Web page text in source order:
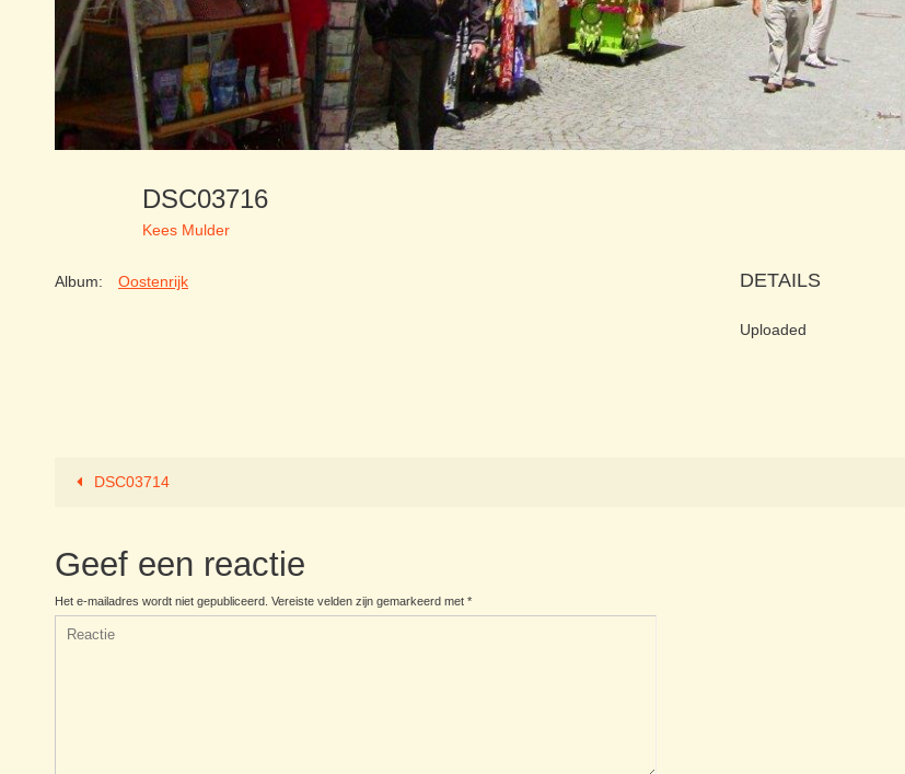
DSC03716
Kees Mulder
Album: Oostenrijk DETAILS
Uploaded
DSC03714
Geef een reactie
Het e-mailadres wordt niet gepubliceerd. Vereiste velden zijn gemarkeerd met *